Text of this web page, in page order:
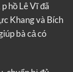
hồ Lê Vĩ đã
Khang và Bích
bà cả có